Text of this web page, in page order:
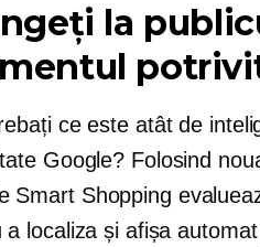
la
ce este atât de
Google? Folosind
Smart Shopping
a localiza și afișa